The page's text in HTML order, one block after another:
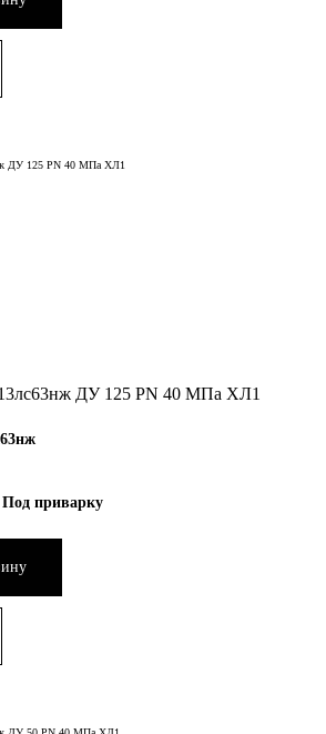
15с13бк
15с22нж
приварку
ДУ 125 РN 40 МПа ХЛ1
Под приварку